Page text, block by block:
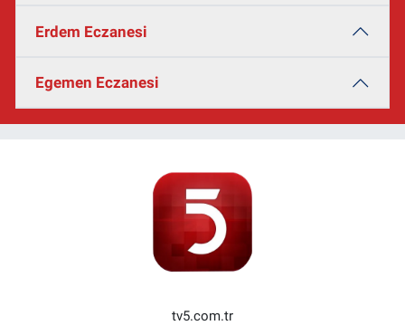
Erdem Eczanesi
Egemen Eczanesi
tv5.com.tr